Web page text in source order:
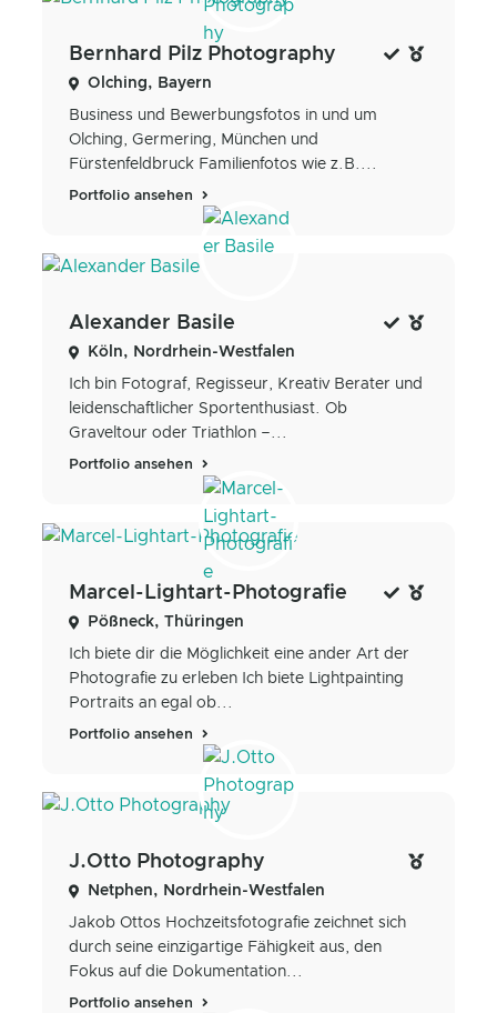
Bernhard Pilz Photography
Olching, Bayern
Business und Bewerbungsfotos in und um
Olching, Germering, München und
Fürstenfeldbruck Familienfotos wie z.B....
Portfolio ansehen
Alexander Basile
Köln, Nordrhein-Westfalen
Ich bin Fotograf, Regisseur, Kreativ Berater und
leidenschaftlicher Sportenthusiast. Ob
Graveltour oder Triathlon –...
Portfolio ansehen
Marcel-Lightart-Photografie
Pößneck, Thüringen
Ich biete dir die Möglichkeit eine ander Art der
Photografie zu erleben Ich biete Lightpainting
Portraits an egal ob...
Portfolio ansehen
J.Otto Photography
Netphen, Nordrhein-Westfalen
Jakob Ottos Hochzeitsfotografie zeichnet sich
durch seine einzigartige Fähigkeit aus, den
Fokus auf die Dokumentation...
Portfolio ansehen